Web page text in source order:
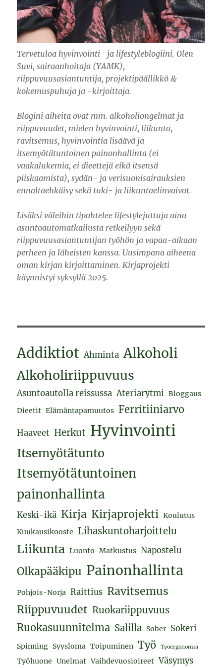
Tervetuloa hyvinvointi- ja lifestyleblogiini. Olen
Suvi, sairaanhoitaja (YAMK),
riippuvuusasiantuntija, projektipäällikkö &
kokemuspuhuja ja -kirjoittaja.
Blogini aiheita ovat mm. alkoholiongelmat ja
riippuvuudet, mielen hyvinvointi, liikunta,
ravitsemus, hyvinvointia lisäävä ja
itsemyötätuntoinen painonhallinta (ei
vaakalukemia, ei dieettejä eikä itsensä
piiskaamista), sydän- ja verisuonisairauksien
ennaltaehkäisy sekä tuki- ja liikuntaelinvaivat.
Lisäksi väleihin tipahtelee lifestylejuttuja aina
asuntoautomatkailusta retkeilyyn sekä
riippuvuusasiantuntijan työhön ja vapaa-aikaan
perheen ja läheisten kanssa. Uusimpana aiheena
oman kirjan kirjoittaminen. Kirjaprojekti
käynnistyi syksyllä 2025.
Addiktiot Ahminta Alkoholi
Alkoholiriippuvuus
Asuntoautolla reissussa Ateriarytmi Bloggaus
Dieetit Elämäntapamuutos Ferritiiniarvo
Haaveet Herkut Hyvinvointi
Itsemyötätunto
Itsemyötätuntoinen
painonhallinta
Keski-ikä Kirja Kirjaprojekti Koulutus
Kuukausikooste
Lihaskuntoharjoittelu
Liikunta Luonto Matkustus Napostelu
Olkapääkipu Painonhallinta
Pohjois-Norja Raittius Ravitsemus
Riippuvuudet Ruokariippuvuus
Ruokasuunnitelma Salilla Sober Sokeri
Spinning Syysloma Toipuminen Työ Työergonomia
Työhuone Unelmat Vaihdevuosioireet Väsymys